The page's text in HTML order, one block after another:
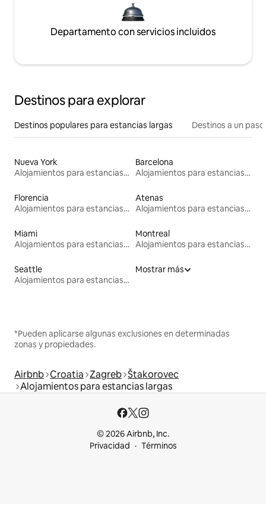
Departamento con servicios incluidos
Destinos para explorar
Destinos populares para estancias largas Destinos a un
Nueva York
Alojamientos para estancias largas
Barcelona
Alojamientos para estancias largas
Florencia
Alojamientos para estancias largas
Atenas
Alojamientos para estancias largas
Miami
Alojamientos para estancias largas
Montreal
Alojamientos para estancias largas
Seattle
Alojamientos para estancias largas
Mostrar más
*Pueden aplicarse algunas exclusiones en determinadas
zonas y propiedades.
Airbnb Croatia Zagreb Štakorovec
Alojamientos para estancias largas
© 2026 Airbnb, Inc.
Privacidad
Términos